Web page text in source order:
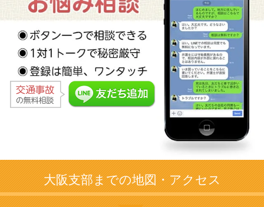
大阪支部までの地図・アクセス